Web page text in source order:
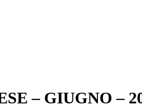
– GIUGNO –